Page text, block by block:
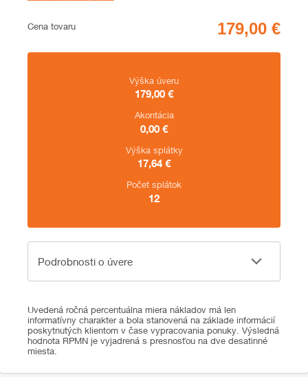
Cena
Cena tovaru
Zhrnutie
Výška úveru
179,00 €
Akontácia
0,00 €
Výška splátky
17,64 €
Počet splátok
12
Podrobnosti o úvere
Podrobnosti o úvere
Uvedená ročná percentuálna miera nákladov má len
informatívny charakter a bola stanovená na základe informácií
poskytnutých klientom v čase vypracovania ponuky. Výsledná
hodnota RPMN je vyjadrená s presnosťou na dve desatinné
miesta.